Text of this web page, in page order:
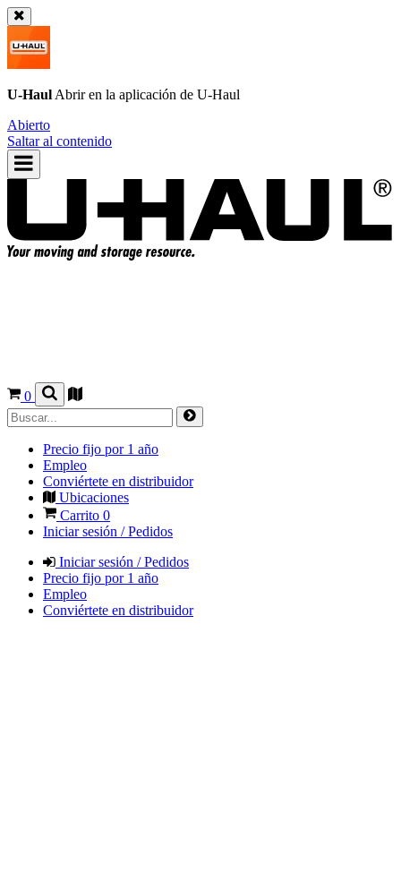
U-Haul Abrir en la aplicación de U-Haul
Abierto
Saltar al contenido
0
Precio fijo por 1 año
Empleo
Conviértete en distribuidor
Ubicaciones
Carrito 0
Iniciar sesión / Pedidos
Iniciar sesión / Pedidos
Precio fijo por 1 año
Empleo
Conviértete en distribuidor